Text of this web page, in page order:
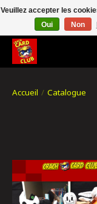
CRACH CARD CLUB , The
Accueil / Catalogue
Veuillez accepter les
Oui
Non